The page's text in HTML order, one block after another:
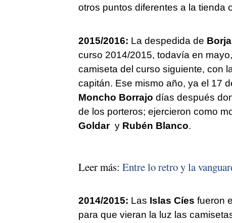
otros puntos diferentes a la tienda
2015/2016: La despedida de
curso 2014/2015, todavía en
camiseta del curso siguiente, con
capitán. Ese mismo año, ya el 17
Moncho Borrajo días después
de los porteros; ejercieron como
Goldar yRubén Blanco.
Leer más: Entre lo retro y la
2014/2015: Las Islas Cíes fueron
para que vieran la luz las